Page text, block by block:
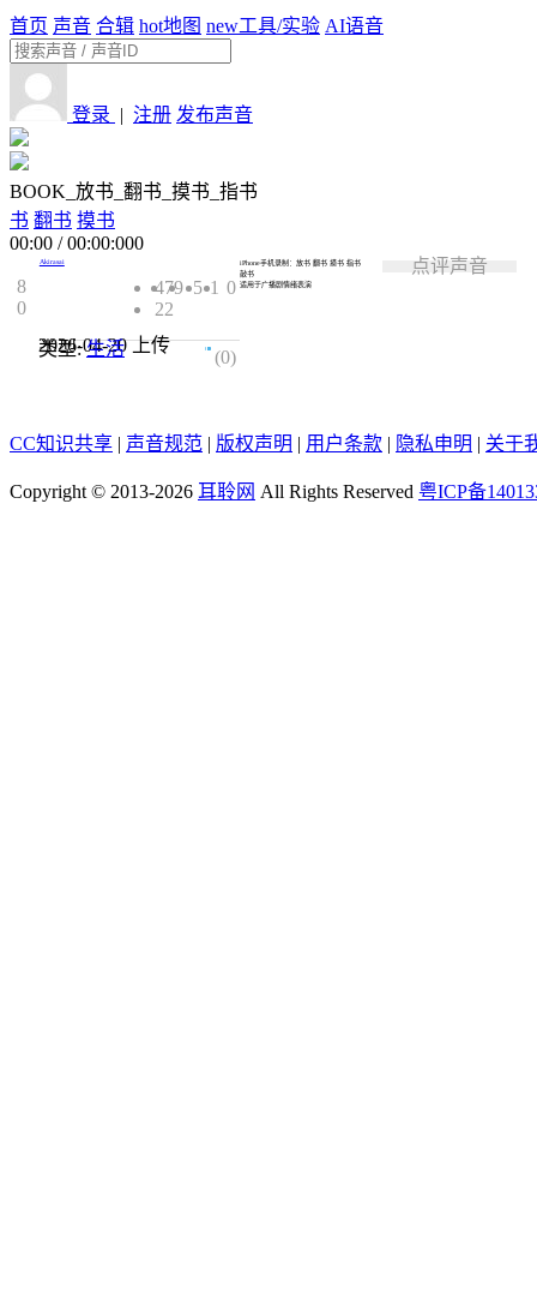
首页 声音 合辑 hot地图 new工具/实验 AI语音
登录 | 注册 发布声音
BOOK_放书_翻书_摸书_指书
书 翻书 摸书
00:00 /00:00:000
8
0
Akirasai
479 5 1 0
22
2026-04-20上传
类型:生活 0.0
(0)
iPhone手机录制： 放书 翻书 摸书 指书
敲书
适用于广播剧情绪表演
点评声音
CC知识共享 | 声音规范 | 版权声明 | 用户条款 | 隐私申明 | 关于
Copyright © 2013-2026 耳聆网 All Rights Reserved 粤ICP备